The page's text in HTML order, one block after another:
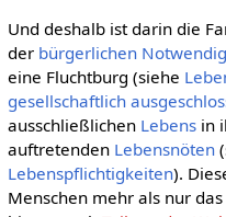
Und deshalb ist darin die
der bürgerlichen
eine Fluchtburg (siehe
gesellschaftlich
ausschließlichen Lebensin
auftretenden Lebensnöten
Lebenspflichtigkeiten).
Menschen mehr als nur das